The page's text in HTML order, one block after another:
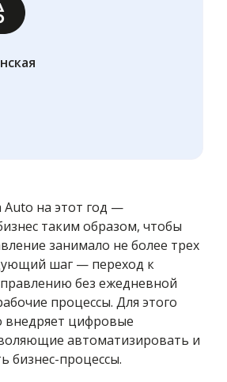
Auto на этот год —
таким образом, чтобы
занимало не более трех
шаг — переход к
без ежедневной
процессы. Для этого
внедряет цифровые
автоматизировать и
бизнес-процессы.